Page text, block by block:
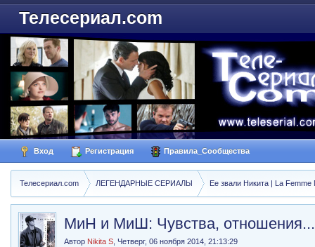
Телесериал.com
Вход Регистрация Правила_Сообщества
Телесериал.com ЛЕГЕНДАРНЫЕ СЕРИАЛЫ Ее звали Никита | La Femme
МиН и МиШ: Чувства,
Автор Nikita S ,Четверг, 06 ноября 2014, 21:13:29